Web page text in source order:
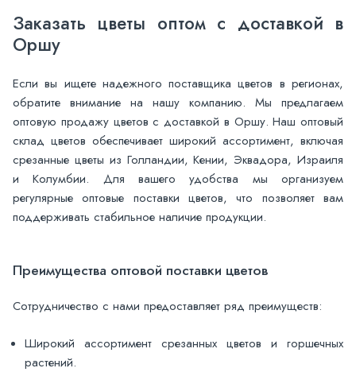
Заказать цветы оптом с доставкой в
Оршу
Если вы ищете надежного поставщика цветов в регионах,
обратите внимание на нашу компанию. Мы предлагаем
оптовую продажу цветов с доставкой в Оршу. Наш оптовый
склад цветов обеспечивает широкий ассортимент, включая
срезанные цветы из Голландии, Кении, Эквадора, Израиля
и Колумбии. Для вашего удобства мы организуем
регулярные оптовые поставки цветов, что позволяет вам
поддерживать стабильное наличие продукции.
Преимущества оптовой поставки цветов
Сотрудничество с нами предоставляет ряд преимуществ:
Широкий ассортимент срезанных цветов и горшечных
растений.